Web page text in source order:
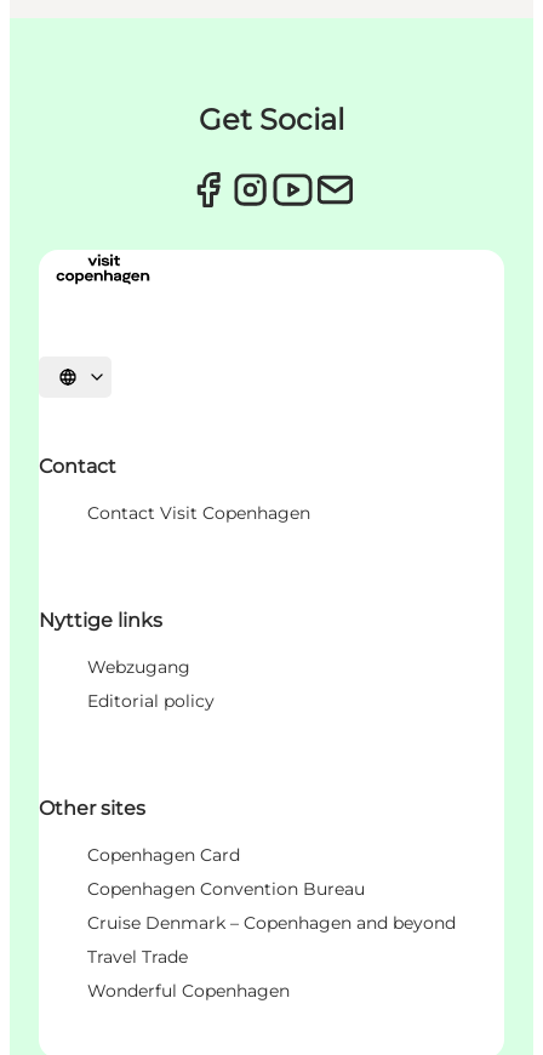
Get Social
Sprache auswählen
Contact
Contact Visit Copenhagen
Nyttige links
Webzugang
Editorial policy
Other sites
Copenhagen Card
Copenhagen Convention Bureau
Cruise Denmark – Copenhagen and beyond
Travel Trade
Wonderful Copenhagen